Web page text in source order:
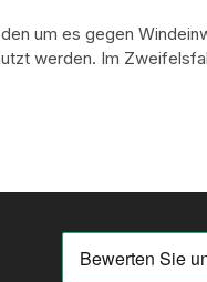
um es gegen
werden. Im